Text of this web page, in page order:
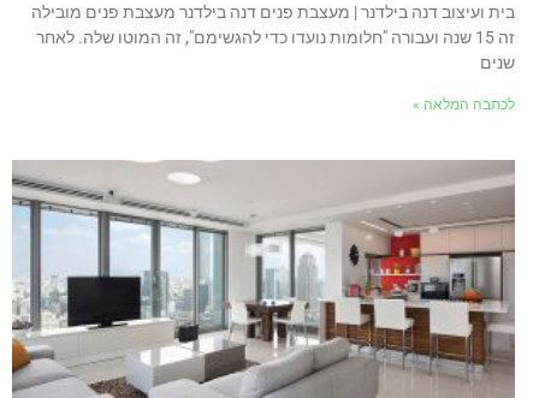
בית ועיצוב דנה בילדנר | מעצבת פנים דנה בילדנר מעצבת פנים מובילה
זה 15 שנה ועבורה "חלומות נועדו כדי להגשימם", זה המוטו שלה. לאחר
שנים
לכתבה המלאה »